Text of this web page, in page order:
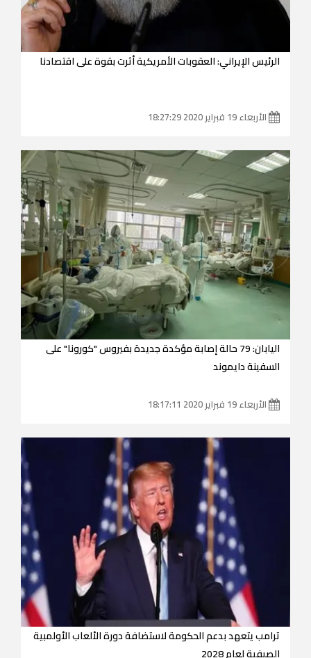
الرئيس الإيراني: العقوبات الأمريكية أثرت بقوة على اقتصادنا
الأربعاء 19 فبراير 2020 18:27:29
اليابان: 79 حالة إصابة مؤكدة جديدة بفيروس "كورونا" على
السفينة دايموند
الأربعاء 19 فبراير 2020 18:17:11
ترامب يتعهد بدعم الحكومة لاستضافة دورة الألعاب الأولمبية
الصيفية لعام 2028